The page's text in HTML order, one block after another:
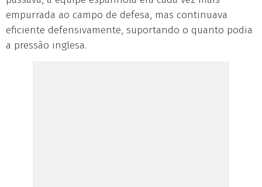
empurrada ao campo de defesa, mas continuava
eficiente defensivamente, suportando o quanto podia
a pressão inglesa.